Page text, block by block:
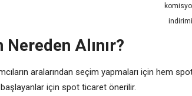
indirimi
Nereden Alınır?
aralarından seçim yapmaları için hem
başlayanlar için spot ticaret önerilir.